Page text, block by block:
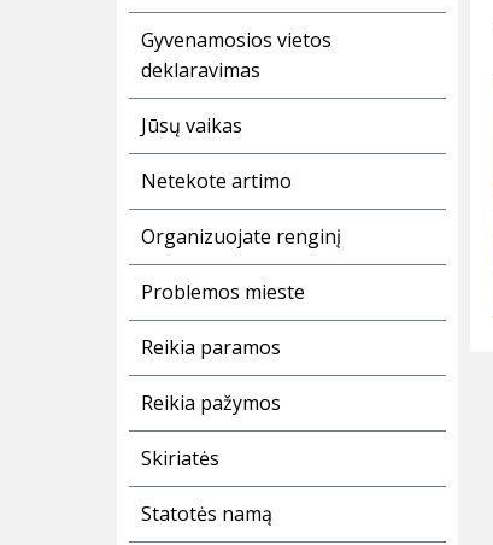
Gyvenamosios vietos
deklaravimas
Jūsų vaikas
Netekote artimo
Organizuojate renginį
Problemos mieste
Reikia paramos
Reikia pažymos
Skiriatės
Statotės namą